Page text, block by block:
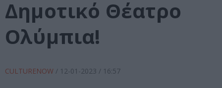
Δημοτικό Θέατρο
Ολύμπια!
CULTURENOW / 12-01-2023 / 16:57